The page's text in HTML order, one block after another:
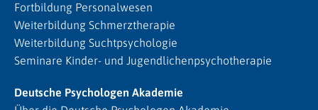
Fortbildung Personalwesen
Weiterbildung Schmerztherapie
Weiterbildung Suchtpsychologie
Seminare Kinder- und Jugendlichenpsychotherapie
Deutsche Psychologen Akademie